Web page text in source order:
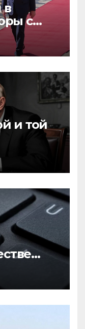
в
с
и той